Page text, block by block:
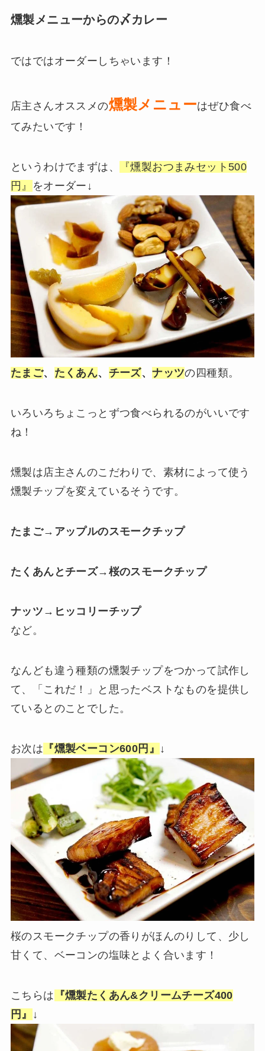
燻製メニューからの〆カレー
ではではオーダーしちゃいます！
店主さんオススメの燻製メニューはぜひ食べ
てみたいです！
というわけでまずは、
『燻製おつまみセット500
円』
をオーダー↓
たまご、 たくあん、 チーズ、ナッツの四種類。
いろいろちょこっとずつ食べられるのがいいです
ね！
燻製は店主さんのこだわりで、素材によって使う
燻製チップを変えているそうです。
たまご→アップルのスモークチップ
たくあんとチーズ→桜のスモークチップ
ナッツ→ヒッコリーチップ
など。
なんども違う種類の燻製チップをつかって試作し
て、「これだ！」と思ったベストなものを提供し
ているとのことでした。
お次は 『燻製ベーコン600円』 ↓
桜のスモークチップの香りがほんのりして、少し
甘くて、ベーコンの塩味とよく合います！
こちらは 『燻製たくあん&クリームチーズ400
円』
↓